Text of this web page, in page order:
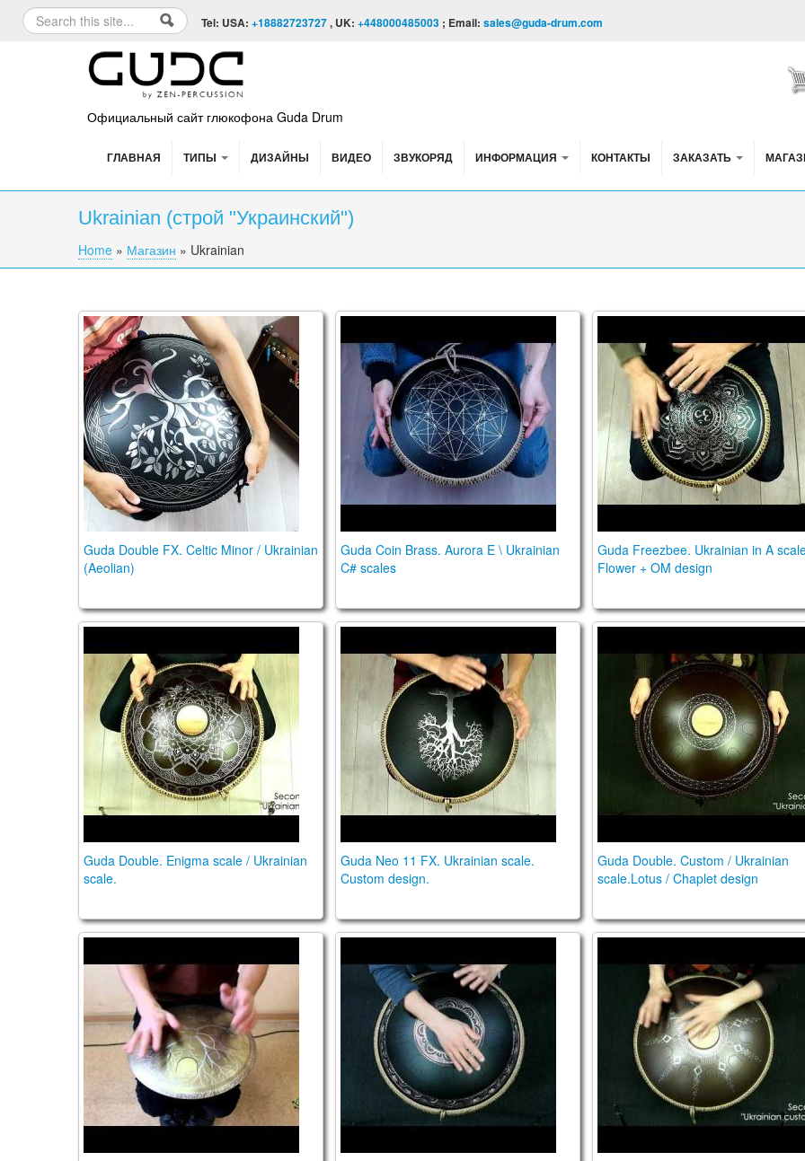
Skip to content
Skip to navigation
Search form
Search Tel: USA: +18882723727, UK: +448000485003 ; Email: sales@guda-drum.com
Официальный сайт глюкофона Guda Drum
ГЛАВНАЯ ТИПЫ ДИЗАЙНЫ ВИДЕО ЗВУКОРЯД ИНФОРМАЦИЯ КОНТАКТЫ ЗАКАЗАТЬ
Ukrainian (строй "Украинский")
You are here
Home » Магазин » Ukrainian
Guda Double FX. Celtic Minor / Ukrainian (Aeolian)
Guda Double FX. Celtic Minor / Ukrainian
(Aeolian)
Guda Coin Brass. Aurora E \ Ukrainian
C# scales
Guda Freezbee. Ukrainian in A
Flower + OM design
Guda Double. Enigma scale / Ukrainian
scale.
Guda Neo 11 FX. Ukrainian scale.
Custom design.
Guda Double. Custom / Ukrainian
scale.Lotus / Chaplet design